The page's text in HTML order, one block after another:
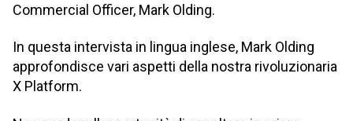
Commercial Officer, Mark Olding.
In questa intervista in lingua inglese, Mark Olding
approfondisce vari aspetti della nostra rivoluzionaria
X Platform.